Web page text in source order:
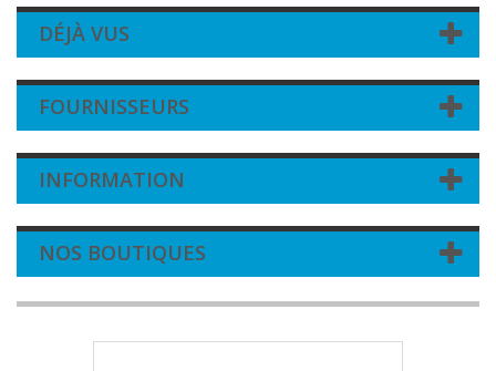
DÉJÀ VUS
FOURNISSEURS
INFORMATION
NOS BOUTIQUES